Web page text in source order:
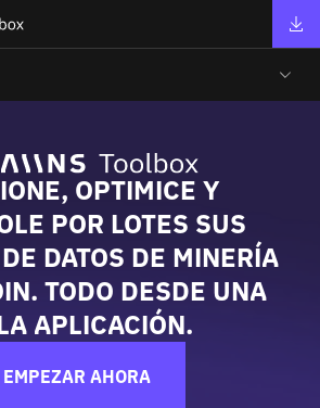
OPTIMICE Y
POR LOTES SUS
DATOS DE MINERÍA
TODO DESDE UNA
APLICACIÓN.
EMPEZAR AHORA